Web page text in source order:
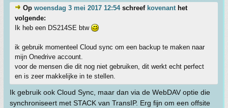
Op woensdag 3 mei 2017 12:54schreef kovenanthet
volgende:
Ik heb een DS214SE btw
ik gebruik momenteel Cloud sync om een backup te maken naar
mijn Onedrive account.
voor de mensen die dit nog niet gebruiken, dit werkt echt perfect
en is zeer makkelijke in te stellen.
Ik gebruik ook Cloud Sync, maar dan via de WebDAV optie die
synchroniseert met STACK van TransIP. Erg fijn om een offsite